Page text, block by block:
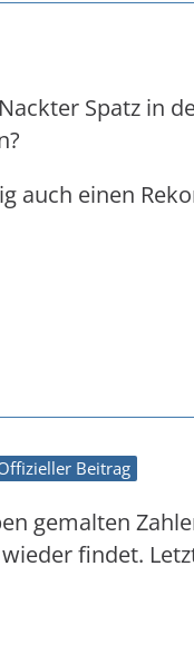
Spatz in
auch einen
Beitrag
gemalten
findet.